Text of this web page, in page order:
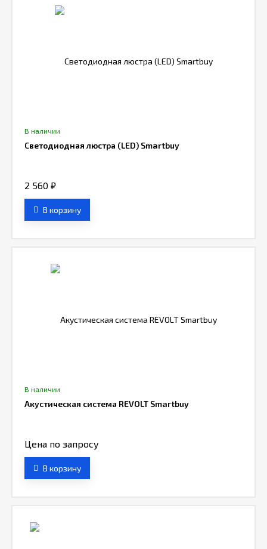
В наличии
Светодиодная люстра (LED) Smartbuy
2 560 ₽
В корзину
В наличии
Акустическая система REVOLT Smartbuy
Цена по запросу
В корзину